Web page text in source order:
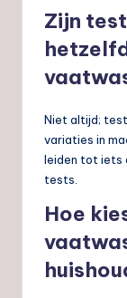
Zijn
Niet altijd;
variaties in
leiden tot iets
tests.
Hoe